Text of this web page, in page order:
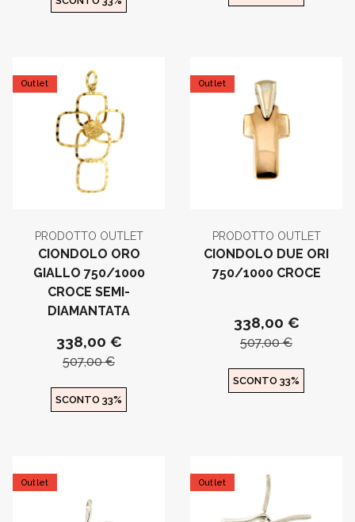
Outlet
PRODOTTO OUTLET
CIONDOLO ORO
GIALLO 750/1000
CROCE SEMI-
DIAMANTATA
338,00 €
507,00 €
SCONTO 33%
Outlet
PRODOTTO OUTLET
CIONDOLO DUE ORI
750/1000 CROCE
338,00 €
507,00 €
SCONTO 33%
Outlet Outlet